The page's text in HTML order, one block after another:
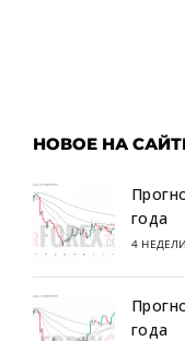
НОВОЕ НА
года
4 НЕДЕЛИ
года